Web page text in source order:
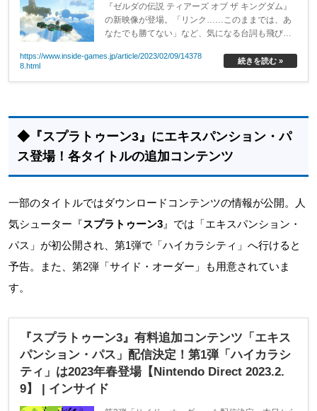
『ゼルダの伝説 ティアーズ オブ ザ キングダム』
の新映像が登場。「リンク……このままでは、あ
なたでも勝てない」など、気になる台詞も飛び出
https://www.inside-games.jp/article/2023/02/09/14378
8.html
続きを読む »
◆『スプラトゥーン3』にエキスパンション・パ
ス登場！各タイトルの追加コンテンツ
一部のタイトルではダウンロードコンテンツの情報が公開。人
気シューター『スプラトゥーン3 』では「エキスパンション・
パス」が初公開され、第1弾で「ハイカラシティ」へ行けると
予告。また、第2弾「サイド・オーダー」も用意されていま
す。
『スプラトゥーン3』有料追加コンテンツ「エキス
パンション・パス」配信決定！第1弾「ハイカラシ
ティ」は2023年春登場【Nintendo Direct 2023.2.
9】 | インサイド